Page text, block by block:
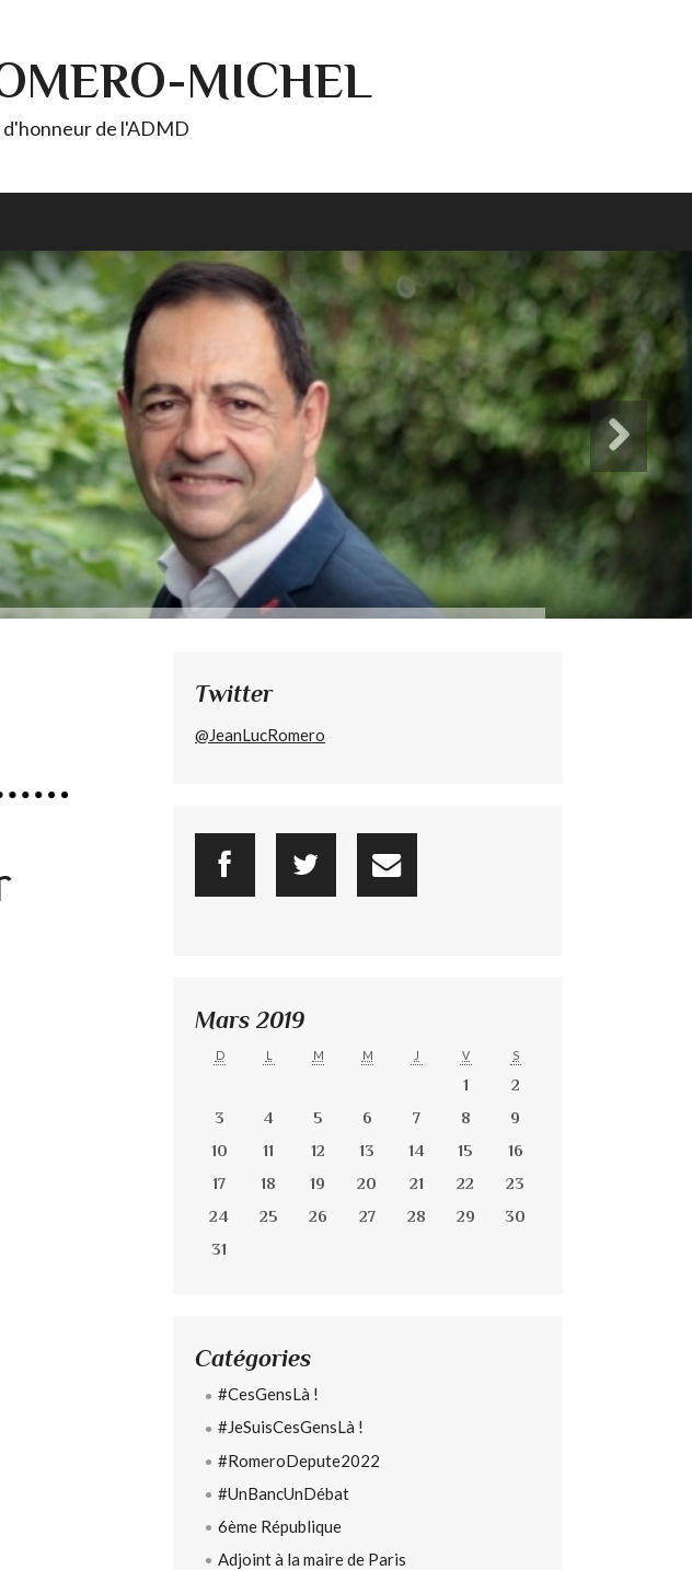
MICHEL
d'honneur de l'ADMD
Twitter
@JeanLucRomero
Mars 2019
D L M M J V S
1
2
3
4 5 6 7 8
9
10
11 12 13 14 15
16
17
18 19 20 21 22
23
24
25 26 27 28 29
30
31
Catégories
#CesGensLà !
#JeSuisCesGensLà !
#RomeroDepute2022
#UnBancUnDébat
6ème République
Adjoint à la maire de Paris